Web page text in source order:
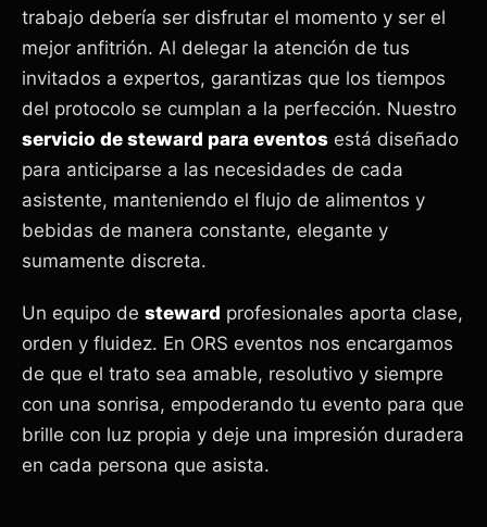
trabajo debería ser disfrutar el momento y ser el
mejor anfitrión. Al delegar la atención de tus
invitados a expertos, garantizas que los tiempos
del protocolo se cumplan a la perfección. Nuestro
servicio de steward para eventos está diseñado
para anticiparse a las necesidades de cada
asistente, manteniendo el flujo de alimentos y
bebidas de manera constante, elegante y
sumamente discreta.
Un equipo de steward profesionales aporta clase,
orden y fluidez. En ORS eventos nos encargamos
de que el trato sea amable, resolutivo y siempre
con una sonrisa, empoderando tu evento para que
brille con luz propia y deje una impresión duradera
en cada persona que asista.